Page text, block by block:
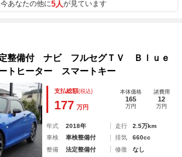
今あなたの他に5人が見ています
整備付 ナビ フルセグＴＶ Ｂｌｕｅ
トヒーター スマートキー
支払総額(税込)
177 万円
本体価格
165
万円
諸費用
12
万円
年式 2018年 走行
2.5万km
車検
車検整備付 排気
660cc
整備
法定整備付 修復
なし